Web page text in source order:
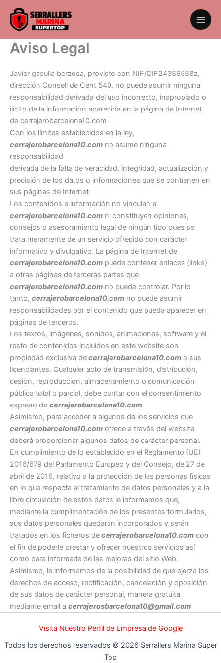
contenido
Aviso Legal
Javier gasulla berzosa, provisto con NIF/CIF24356558z,
dirección Consell de Cent 540, no puede asumir ninguna
responsabilidad derivada del uso incorrecto, inapropiado o
ilícito de la información aparecida en la página de Internet
de cerrajerobarcelona10.com
Con los límites establecidos en la ley,
cerrajerobarcelona10.com no asume ninguna
responsabilidad
derivada de la falta de veracidad, integridad, actualización y
precisión de los datos o informaciones que se contienen en
sus páginas de Internet.
Los contenidos e información no vinculan a
cerrajerobarcelona10.com ni constituyen opiniones,
consejos o asesoramiento legal de ningún tipo pues se
trata meramente de un servicio ofrecido con carácter
informativo y divulgativo. La página de Internet de
cerrajerobarcelona10.com puede contener enlaces (links)
a otras páginas de terceras partes que
cerrajerobarcelona10.com no puede controlar. Por lo
tanto, cerrajerobarcelona10.com no puede asumir
responsabilidades por el contenido que pueda aparecer en
páginas de terceros.
Los textos, imágenes, sonidos, animaciones, software y el
resto de contenidos incluidos en este website son
propiedad exclusiva decerrajerobarcelona10.com o sus
licenciantes. Cualquier acto de transmisión, distribución,
cesión, reproducción, almacenamiento o comunicación
pública total o parcial, debe contar con el consentimiento
expreso de cerrajerobarcelona10.com
Asimismo, para acceder a algunos de los servicios que
cerrajerobarcelona10.com ofrece a través del website
deberá proporcionar algunos datos de carácter personal.
En cumplimiento de lo establecido en el Reglamento (UE)
2016/679 del Parlamento Europeo y del Consejo, de 27 de
abril de 2016, relativo a la protección de las personas físicas
en lo que respecta al tratamiento de datos personales y a la
libre circulación de estos datos le informamos que,
mediante la cumplimentación de los presentes formularios,
sus datos personales quedarán incorporados y serán
tratados en los ficheros decerrajerobarcelona10.com con
el fin de poderle prestar y ofrecer nuestros servicios así
como para informarle de las mejoras del sitio Web.
Asimismo, le informamos de la posibilidad de que ejerza los
derechos de acceso, rectificación, cancelación y oposición
de sus datos de carácter personal, manera gratuita
mediante email a cerrajerosbarcelona10@gmail.com
Visita Nuestro Perfil de Empresa de Google
Todos los derechos reservados © 2026 Serrallers Marina Super
Top